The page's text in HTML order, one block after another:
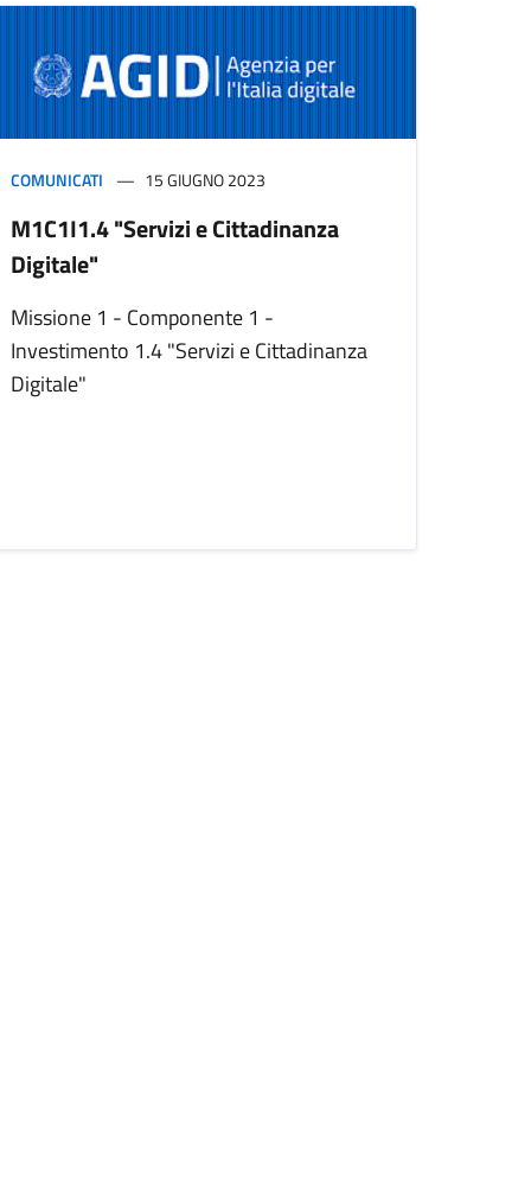
COMUNICATI 15 GIUGNO 2023
M1C1I1.4 "Servizi e Cittadinanza
Digitale"
Missione 1 - Componente 1 -
Investimento 1.4 "Servizi e Cittadinanza
Digitale"